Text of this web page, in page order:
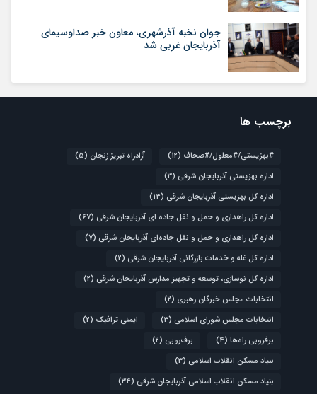
جوان نخبه آذرشهری، معاون خبر صداوسیمای
آذربایجان غربی شد
برچسب ها
#بهزیستی/#معلول/#صحاف (12) آزادراه تبریز زنجان (5)
اداره بهزیستی آذربایجان شرقی (3)
اداره کل بهزیستی آذربایجان شرقی (14)
اداره کل راهداری و حمل و نقل جاده ای آذربایجان شرقی (67)
اداره کل راهداری و حمل و نقل جاده‌ای آذربایجان شرقی (7)
اداره کل غله و خدمات بازرگانی آذربایجان شرقی (2)
اداره کل نوسازی، توسعه و تجهیز مدارس آذربایجان شرقی (2)
انتخابات مجلس خبرگان رهبری (2)
انتخابات مجلس شورای اسلامی (3) ایمنی ترافیک (2)
برفروبی راه‌ها (4) برف‌روبی (2)
بنیاد مسکن انقلاب اسلامی (3)
بنیاد مسکن انقلاب اسلامی آذربایجان شرقی (34)